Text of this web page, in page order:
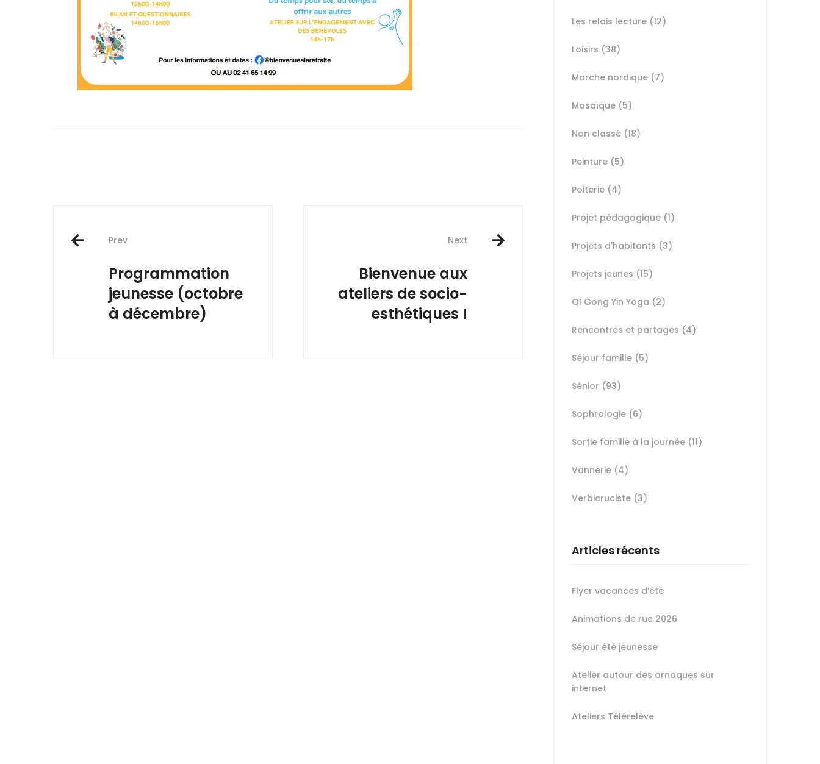
Post
navigation
Prev
Programmation
jeunesse (octobre
à décembre)
Next
Bienvenue aux
ateliers de socio-
esthétiques !
Les relais lecture (12)
Loisirs (38)
Marche nordique (7)
Mosaïque (5)
Non classé (18)
Peinture (5)
Poiterie (4)
Projet pédagogique (1)
Projets d'habitants (3)
Projets jeunes (15)
QI Gong Yin Yoga (2)
Rencontres et partages (4)
Séjour famille (5)
Sénior (93)
Sophrologie (6)
Sortie familie à la journée (11)
Vannerie (4)
Verbicruciste (3)
Articles récents
Flyer vacances d’été
Animations de rue 2026
Séjour été jeunesse
Atelier autour des arnaques sur
internet
Ateliers Télérelève